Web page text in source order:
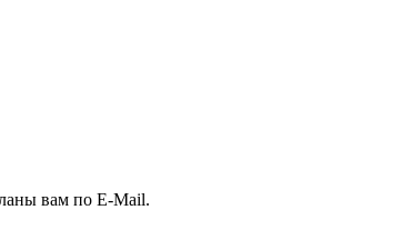
вам по E-Mail.